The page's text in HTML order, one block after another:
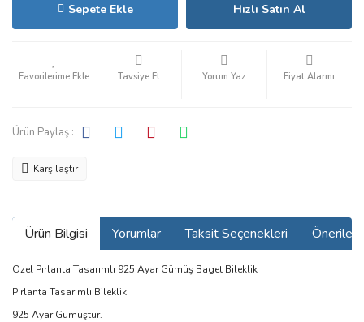
Sepete Ekle Hızlı Satın Al
Tavsiye Et Yorum Yaz Fiyat Alarmı
Ürün Paylaş :
Karşılaştır
Ürün Bilgisi Yorumlar Taksit Seçenekleri
Özel Pırlanta Tasarımlı 925 Ayar Gümüş Baget Bileklik
Pırlanta Tasarımlı Bileklik
925 Ayar Gümüştür.